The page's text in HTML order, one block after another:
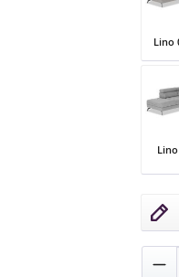
Lino
Lino
Lino